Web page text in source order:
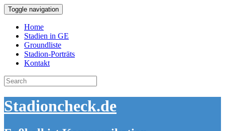
Toggle navigation
Home
Stadien in GE
Groundliste
Stadion-Porträts
Kontakt
Search
for:
Stadioncheck.de